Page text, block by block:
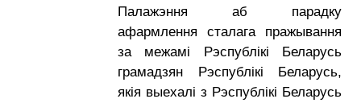
Палажэння аб парадку
афармлення сталага пражывання
за межамі Рэспублікі Беларусь
грамадзян Рэспублікі Беларусь,
якія выехалі з Рэспублікі Беларусь